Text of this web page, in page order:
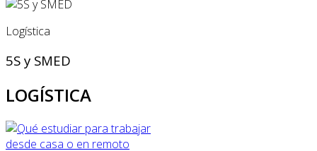
Logística
5S y SMED
LOGÍSTICA